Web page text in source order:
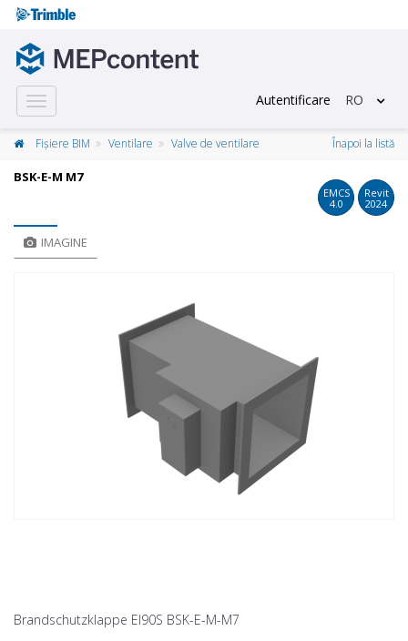
Toggle
navigation
Autentificare RO
Fișiere BIM Ventilare Valve de ventilare Înapoi la listă
BSK-E-M M7
EMCS
4.0
Revit
2024
IMAGINE
Brandschutzklappe EI90S BSK-E-M-M7